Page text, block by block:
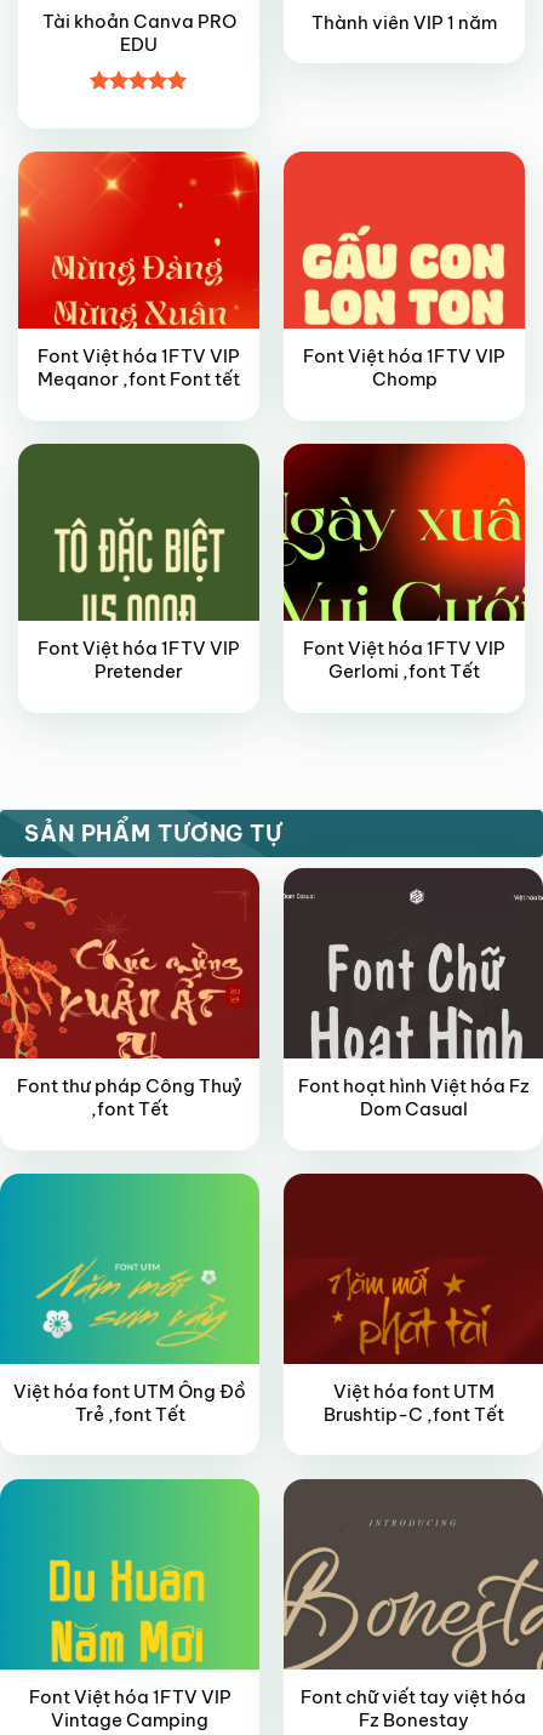
Tài khoản Canva PRO
EDU
hạng55
sao
Thành viên VIP 1 năm
Font Việt hóa 1FTV VIP
Meqanor ,font Font tết
Font Việt hóa 1FTV VIP
Chomp
VIP
Font Việt hóa 1FTV VIP
Pretender
VIP
Font Việt hóa 1FTV VIP
Gerlomi ,font Tết
SẢN PHẨM TƯƠNG TỰ
FREE
Font thư pháp Công Thuỷ
,font Tết
FREE
Font hoạt hình Việt hóa Fz
Dom Casual
Việt hóa font UTM Ông Đồ
Trẻ ,font Tết
Việt hóa font UTM
Brushtip-C ,font Tết
Font Việt hóa 1FTV VIP
Vintage Camping
FREE
Font chữ viết tay việt hóa
Fz Bonestay
FREE